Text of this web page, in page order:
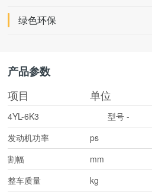
绿色环保
产品参数
项目
单位
型号 -
4YL-6K3
发动机功率
ps
割幅
mm
整车质量
kg